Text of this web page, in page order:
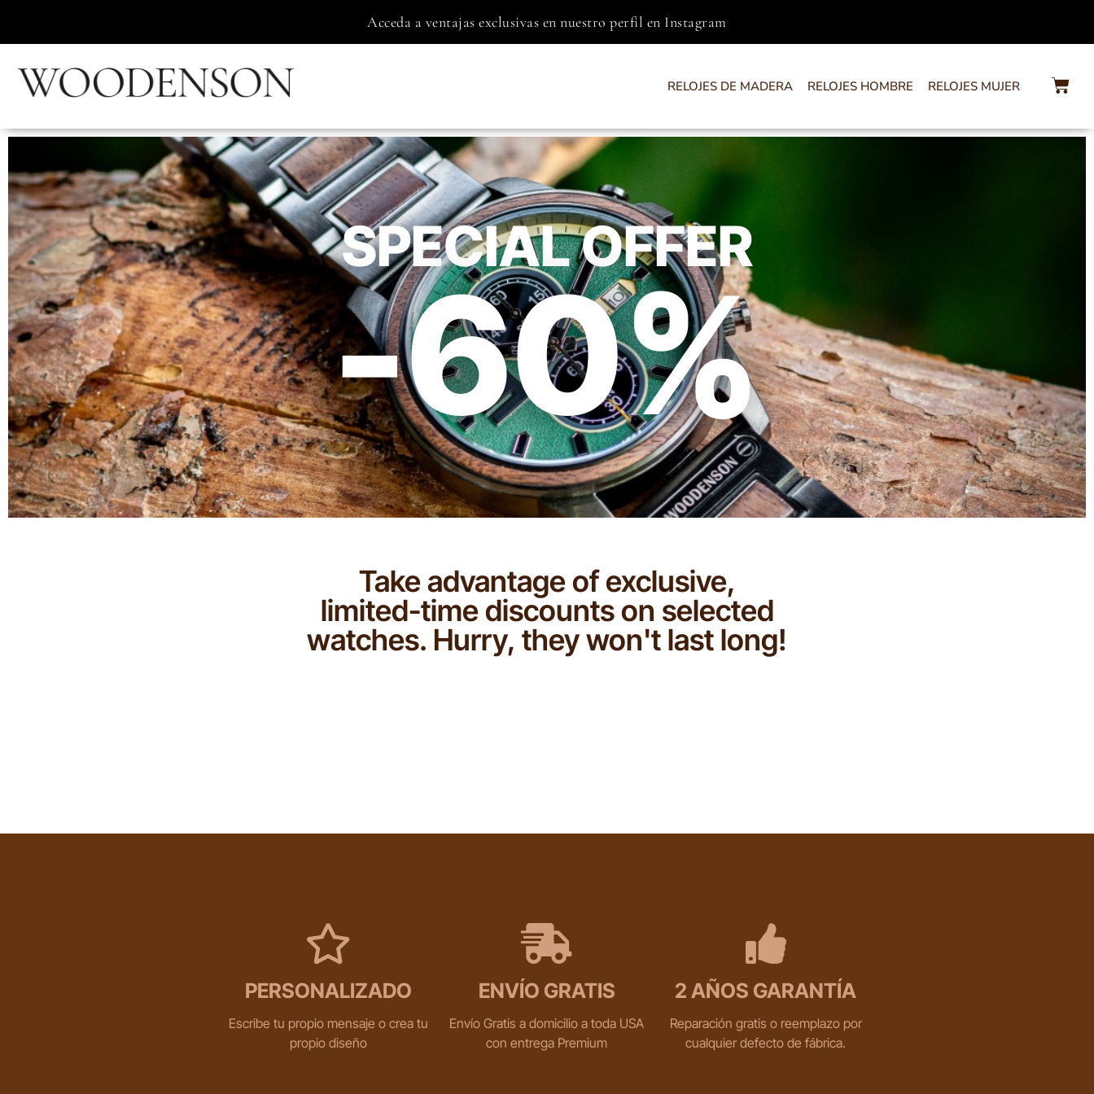
Acceda a ventajas exclusivas en nuestro perfil en Instagram
RELOJES DE MADERA RELOJES HOMBRE RELOJES MUJER
SPECIAL OFFER
-60%
Take advantage of exclusive,
limited-time discounts on selected
watches. Hurry, they won't last long!
PERSONALIZADO
Escribe tu propio mensaje o crea tu
propio diseño
ENVÍO GRATIS
Envío Gratis a domicilio a toda USA
con entrega Premium
2 AÑOS GARANTÍA
Reparación gratis o reemplazo por
cualquier defecto de fábrica.